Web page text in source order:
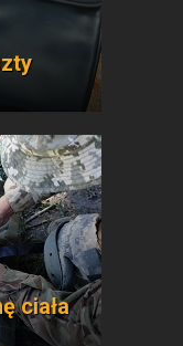
ciała